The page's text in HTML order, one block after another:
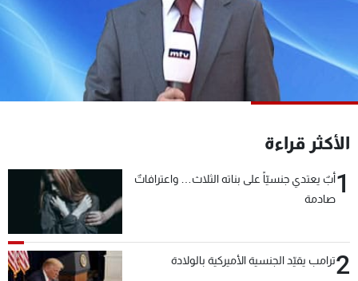
الأكثر قراءة
1أبٌ يعتدي جنسيّاً على بناته الثلاث… واعترافاتٌ
صادمة
2ترامب يقيّد الجنسية الأميركية بالولادة
جدول البرامج
شاهد البرامج
الترددات
عن MTV
لاعلاناتكم
شروط الإسـتخدام
سياسة الخصوصية